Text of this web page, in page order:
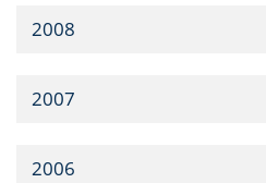
2008
2007
2006